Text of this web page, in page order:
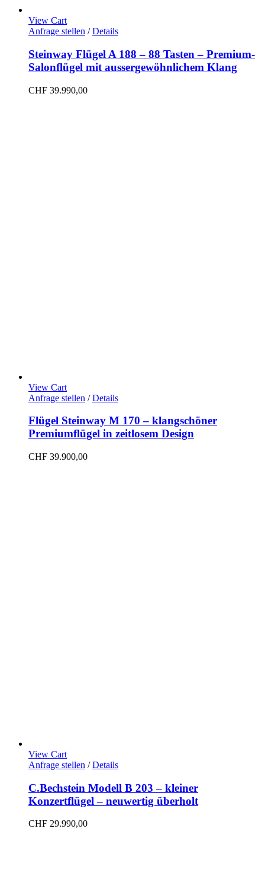
View Cart
Anfrage stellen / Details
Steinway Flügel A 188 – 88 Tasten – Premium-
Salonflügel mit aussergewöhnlichem Klang
CHF 39.990,00
View Cart
Anfrage stellen / Details
Flügel Steinway M 170 – klangschöner
Premiumflügel in zeitlosem Design
CHF 39.900,00
View Cart
Anfrage stellen / Details
C.Bechstein Modell B 203 – kleiner
Konzertflügel – neuwertig überholt
CHF 29.990,00